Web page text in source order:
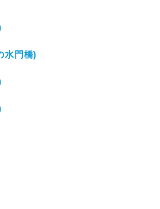
水門橋)